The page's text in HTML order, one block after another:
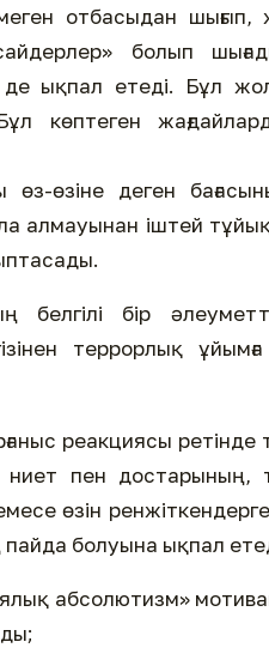
отбасыдан шығып,
болып
ықпал етеді. Бұл жол
көптеген
өз-өзіне деген
алмауынан іштей
бір
террорлық
реакциясы ретінде
ниет пен
өзін
пайда болуына ықпал
абсолютизм»